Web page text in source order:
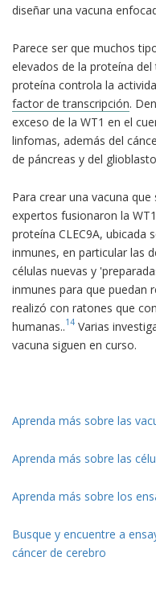
diseñar una vacuna
Parece ser que muchos
elevados de la proteína
proteína controla la
factor de transcripción.
exceso de la WT1 en el
linfomas, además del
de páncreas y del
Para crear una vacuna
expertos fusionaron la
proteína CLEC9A, ubicada
inmunes, en particular las
células nuevas y
inmunes para que puedan
realizó con ratones que
humanas..14 Varias
vacuna siguen en curso.
Aprenda más sobre las
Aprenda más sobre las
Aprenda más sobre los
Busque y encuentre a
cáncer de cerebro